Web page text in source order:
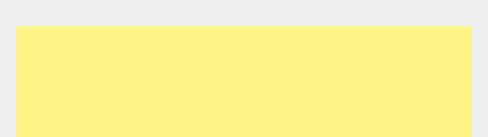
Newsletter